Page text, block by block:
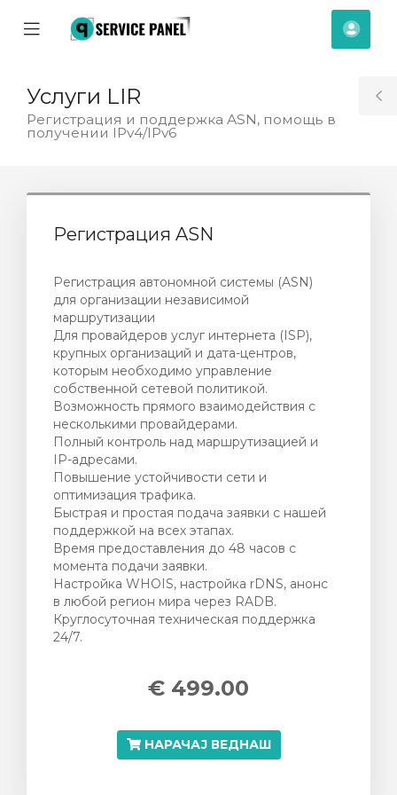
Mobile
Услуги LIR
Регистрация и поддержка ASN, помощь в
получении IPv4/IPv6
Регистрация ASN
Регистрация автономной системы (ASN)
для организации независимой
маршрутизации
Для провайдеров услуг интернета (ISP),
крупных организаций и дата-центров,
которым необходимо управление
собственной сетевой политикой.
Возможность прямого взаимодействия с
несколькими провайдерами.
Полный контроль над маршрутизацией и
IP-адресами.
Повышение устойчивости сети и
оптимизация трафика.
Быстрая и простая подача заявки с нашей
поддержкой на всех этапах.
Время предоставления до 48 часов с
момента подачи заявки.
Настройка WHOIS, настройка rDNS, анонс
в любой регион мира через RADB.
Круглосуточная техническая поддержка
24/7.
€ 499.00
НАРАЧАЈ ВЕДНАШ